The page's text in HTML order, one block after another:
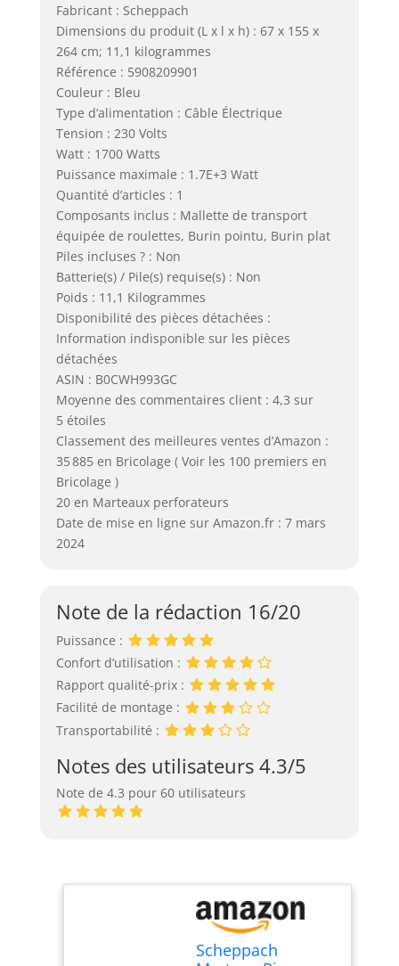
Fabricant : Scheppach
Dimensions du produit (L x l x h) : 67 x 155 x
264 cm; 11,1 kilogrammes
Référence : 5908209901
Couleur : Bleu
Type d’alimentation : Câble Électrique
Tension : 230 Volts
Watt : 1700 Watts
Puissance maximale : 1.7E+3 Watt
Quantité d’articles : 1
Composants inclus : Mallette de transport
équipée de roulettes, Burin pointu, Burin plat
Piles incluses ? : Non
Batterie(s) / Pile(s) requise(s) : Non
Poids : 11,1 Kilogrammes
Disponibilité des pièces détachées :
Information indisponible sur les pièces
détachées
ASIN : B0CWH993GC
Moyenne des commentaires client : 4,3 sur
5 étoiles
Classement des meilleures ventes d’Amazon :
35 885 en Bricolage ( Voir les 100 premiers en
Bricolage )
20 en Marteaux perforateurs
Date de mise en ligne sur Amazon.fr : 7 mars
2024
Note de la rédaction 16/20
Puissance :
Confort d’utilisation :
Rapport qualité-prix :
Facilité de montage :
Transportabilité :
Notes des utilisateurs 4.3/5
Note de 4.3 pour 60 utilisateurs
Scheppach